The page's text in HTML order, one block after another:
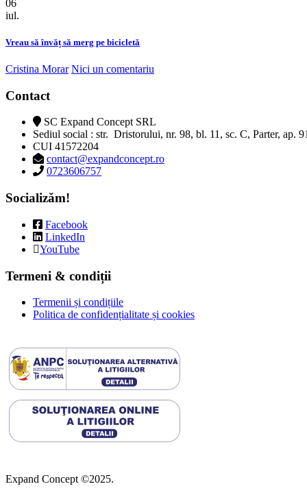
06
iul.
Vreau să învăț să merg pe bicicletă
Cristina Morar Nici un comentariu
Contact
SC Expand Concept SRL
Sediul social : str. Dristorului, nr. 98, bl. 11, sc. C, Parter, ap.
CUI 41572204
contact@expandconcept.ro
0723606757
Socializăm!
Facebook
LinkedIn
YouTube
Termeni & condiții
Termenii și condițiile
Politica de confidențialitate și cookies
Expand Concept ©2025.